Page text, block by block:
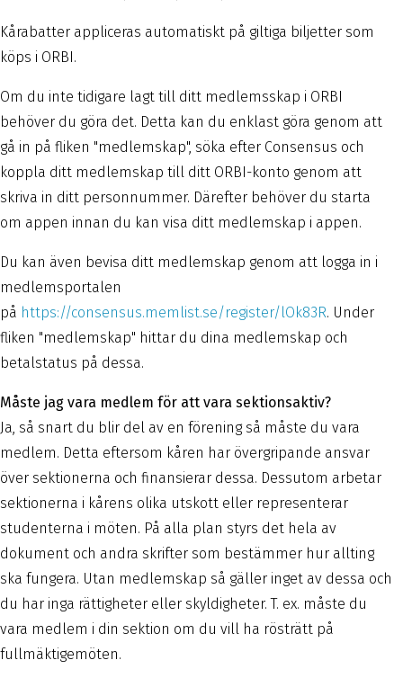
Kårabatter appliceras automatiskt på giltiga biljetter som
köps i ORBI.
Om du inte tidigare lagt till ditt medlemsskap i ORBI
behöver du göra det. Detta kan du enklast göra genom att
gå in på fliken "medlemskap", söka efter Consensus och
koppla ditt medlemskap till ditt ORBI-konto genom att
skriva in ditt personnummer. Därefter behöver du starta
om appen innan du kan visa ditt medlemskap i appen.
Du kan även bevisa ditt medlemskap genom att logga in i
medlemsportalen
på https://consensus.memlist.se/register/lOk83R. Under
fliken "medlemskap" hittar du dina medlemskap och
betalstatus på dessa.
Måste jag vara medlem för att vara sektionsaktiv?
Ja, så snart du blir del av en förening så måste du vara
medlem. Detta eftersom kåren har övergripande ansvar
över sektionerna och finansierar dessa. Dessutom arbetar
sektionerna i kårens olika utskott eller representerar
studenterna i möten. På alla plan styrs det hela av
dokument och andra skrifter som bestämmer hur allting
ska fungera. Utan medlemskap så gäller inget av dessa och
du har inga rättigheter eller skyldigheter. T. ex. måste du
vara medlem i din sektion om du vill ha rösträtt på
fullmäktigemöten.